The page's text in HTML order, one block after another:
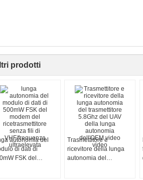
prodotti
autonomia del
di dati di
FSK del
Trasmettitore e
ricevitore della lunga
autonomia del